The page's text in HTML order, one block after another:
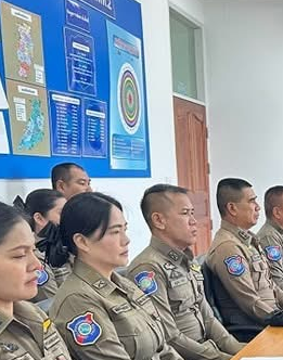
ข้อมูลข้าราชการ
ตำรวจ
ข้อมูลผู้บริหารและ
อัตรากำลังพล และ
พื้นที่รับผิดชอบ
รายงานผลการ
ปฏิบัติราชการ
ประจำเดือน